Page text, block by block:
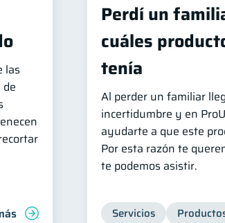
las
para jóvenes Manejo de deudas
Perdí un
cuáles
tenía
Al perder un familiar
incertidumbre y en
ayudarte a que este
Por esta razón te
te podemos asistir.
Servicios